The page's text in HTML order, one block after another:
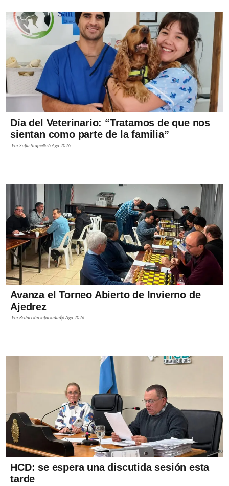
Día del Veterinario: “Tratamos de que nos
sientan como parte de la familia”
PorSofía Stupiello6 Ago 2026
Avanza el Torneo Abierto de Invierno de
Ajedrez
PorRedacción Infociudad6 Ago 2026
HCD: se espera una discutida sesión esta
tarde